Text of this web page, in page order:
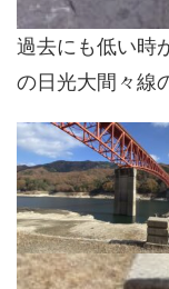
過去にも低い時
の日光大間々線